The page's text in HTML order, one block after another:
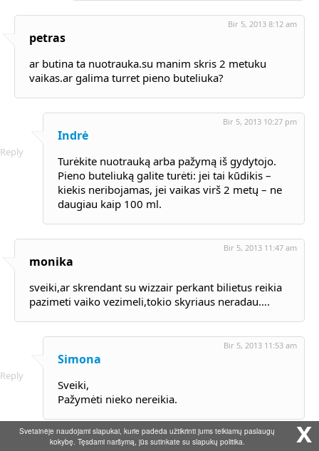
petras
Bir 5, 2013 8:12 am
ar butina ta nuotrauka.su manim skris 2 metuku
vaikas.ar galima turret pieno buteliuka?
Reply
Indrė
Bir 5, 2013 10:27 pm
Turėkite nuotrauką arba pažymą iš gydytojo.
Pieno buteliuką galite turėti: jei tai kūdikis –
kiekis neribojamas, jei vaikas virš 2 metų – ne
daugiau kaip 100 ml.
monika
Bir 5, 2013 11:47 am
sveiki,ar skrendant su wizzair perkant bilietus reikia
pazimeti vaiko vezimeli,tokio skyriaus neradau….
Reply
Simona
Bir 5, 2013 11:53 am
Sveiki,
Pažymėti nieko nereikia.
Bir 7, 2013 5:59 pmx
Svetainėje naudojami slapukai, kurie padeda užtikrinti jums teikiamų paslaugų
kokybę. Tęsdami naršymą, jūs sutinkate su slapukų politika.